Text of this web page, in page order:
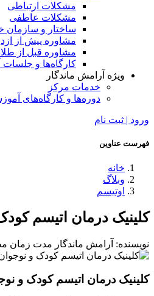
مشکلات ارتباطی
مشکلات عاطفی
ساختار و سازمان
مشاوره پیش از
مشاوره قبل از
کارگاه‌ها و جلسات
ویژه آرامش ماندگار
خدمات مرکز
دوره‌ها و کارگاه‌های
ورود | ثبت نام
فهرست عناوین
خانه
وبلاگ
اوتیسم
کلینیک درمان اتیسم
نویسنده: آرامش ماندگار مدت زمان
کلینیک درمان اتیسم کودک و